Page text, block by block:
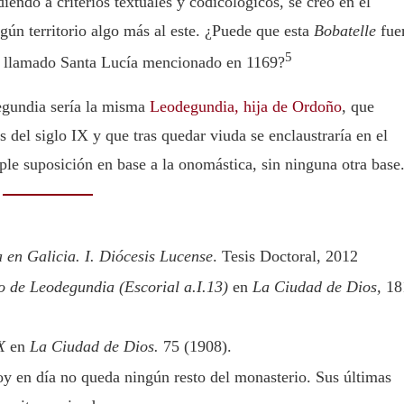
territorio algo más al este. ¿Puede que esta Bobatelle
Santa Lucía mencionado en 1169?5
sería la misma Leodegundia, hija de Ordoño, que
del siglo IX y que tras quedar viuda se enclaustraría en el
suposición en base a la onomástica, sin ninguna otra base.
Galicia. I. Diócesis Lucense. Tesis Doctoral, 2012
de Leodegundia (Escorial a.I.13) en La Ciudad de Dios,
en La Ciudad de Dios. 75 (1908).
en día no queda ningún resto del monasterio. Sus últimas